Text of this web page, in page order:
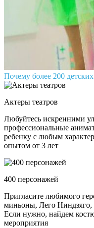
Почему более 200
Актеры театров
Любуйтесь искренними
профессиональные
ребенку с любым
опытом от 3 лет
400 персонажей
Пригласите любимого
миньоны, Лего Ниндзяго,
Если нужно, найдем
мероприятия